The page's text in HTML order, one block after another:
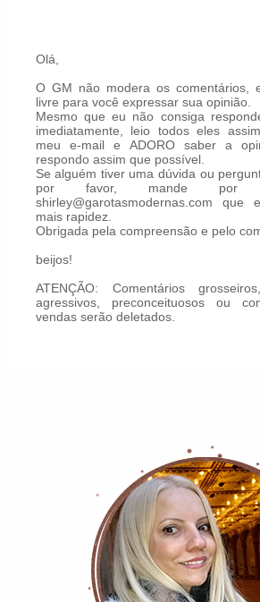
Olá,
O GM não modera os comentários,
livre para você expressar sua opinião.
Mesmo que eu não consiga
imediatamente, leio todos eles
meu e-mail e ADORO saber a
respondo assim que possível.
Se alguém tiver uma dúvida ou
por favor, mande por
shirley@garotasmodernas.com que
mais rapidez.
Obrigada pela compreensão e pelo
beijos!
ATENÇÃO: Comentários
agressivos, preconceituosos ou
vendas serão deletados.